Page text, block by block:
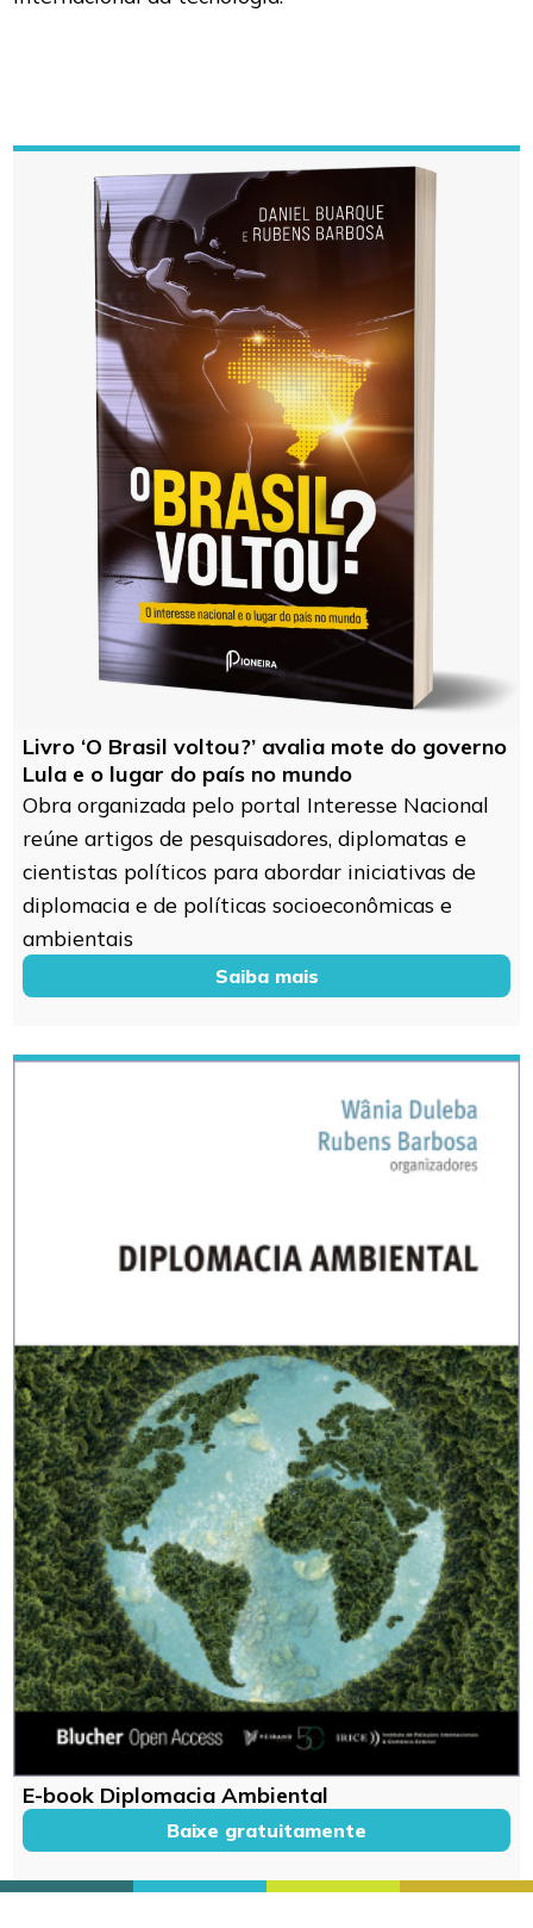
Livro ‘O Brasil voltou?’ avalia mote do governo
Lula e o lugar do país no mundo
Obra organizada pelo portal Interesse Nacional
reúne artigos de pesquisadores, diplomatas e
cientistas políticos para abordar iniciativas de
diplomacia e de políticas socioeconômicas e
ambientais
Saiba mais
E-book Diplomacia Ambiental
Baixe gratuitamente